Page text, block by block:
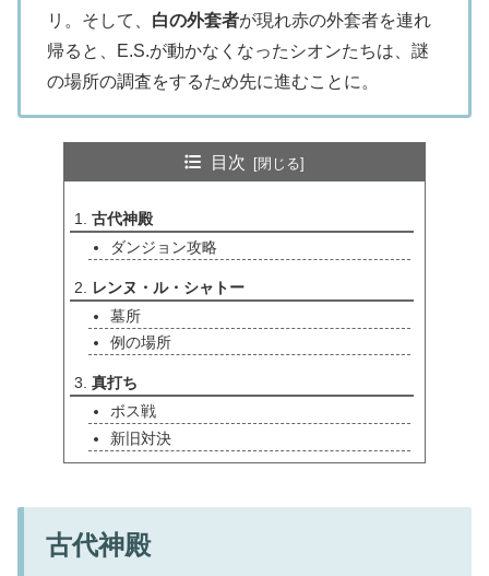
リ。そして、 白の外套者が現れ赤の外套者を連れ
帰ると、E.S.が動かなくなったシオンたちは、謎
の場所の調査をするため先に進むことに。
目次
古代神殿
ダンジョン攻略
レンヌ・ル・シャトー
墓所
例の場所
真打ち
ボス戦
新旧対決
古代神殿